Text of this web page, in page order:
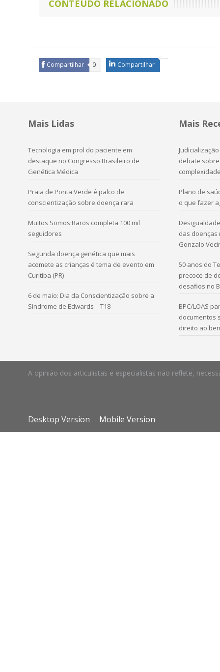
CONTEÚDO RELACIONADO
Compartilhar 0 Compartilhar
Mais Lidas
Tecnologia em prol do paciente em
destaque no Congresso Brasileiro de
Genética Médica
Praia de Ponta Verde é palco de
conscientização sobre doença rara
Muitos Somos Raros completa 100 mil
seguidores
Segunda doença genética que mais
acomete as crianças é tema de evento em
Curitiba (PR)
6 de maio: Dia da Conscientização sobre a
Síndrome de Edwards – T18
Mais
debate
Plano de
o que fazer
das doenças
Gonzalo
50 anos do
precoce de
desafios no
BPC/LOAS
documentos
direito ao
A opinião dos articulistas e especialistas não reflete,
Desktop Version Mobile Version